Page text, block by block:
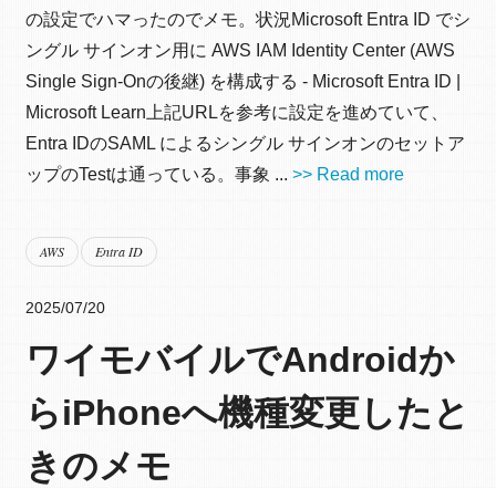
の設定でハマったのでメモ。状況Microsoft Entra ID でシ
ングル サインオン用に AWS IAM Identity Center (AWS
Single Sign-Onの後継) を構成する - Microsoft Entra ID |
Microsoft Learn上記URLを参考に設定を進めていて、
Entra IDのSAML によるシングル サインオンのセットア
ップのTestは通っている。事象 ... >> Read more
AWS Entra ID
2025/07/20
ワイモバイルでAndroidか
らiPhoneへ機種変更したと
きのメモ